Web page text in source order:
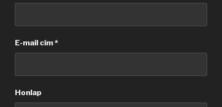
E-mail cím*
Honlap